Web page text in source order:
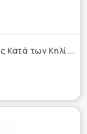
F
ilorga Skin-Unify Intensive Serum-Ορός Κατά των Κηλίδων, 30ml